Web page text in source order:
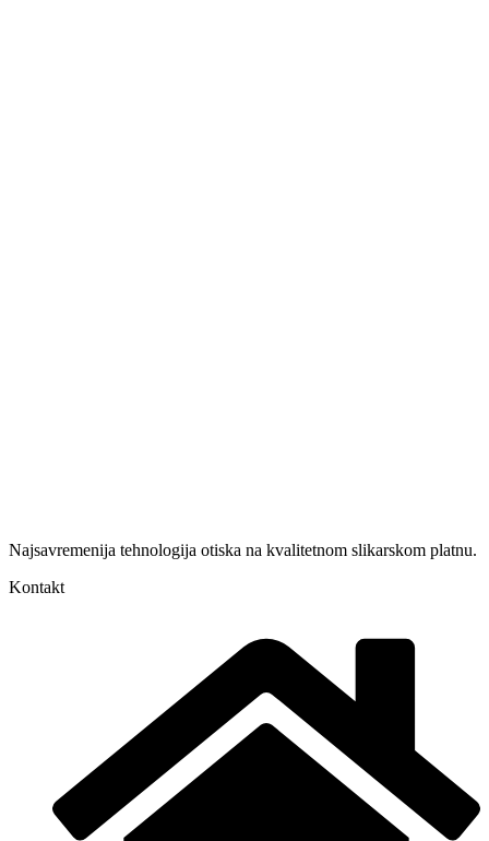
Najsavremenija tehnologija otiska na kvalitetnom slikarskom platnu.
Kontakt